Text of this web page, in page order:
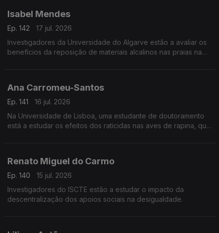
Isabel Mendes
Ep. 142
17 jul. 2026
Investigadores da Universidade do Algarve estão a avaliar os
benefícios da reposição de materiais alcalinos nas praias na
Ana Carromeu-Santos
Ep. 141
16 jul. 2026
Na Universidade de Lisboa, uma estudante de doutoramento
está a estudar os efeitos dos raticidas nas aves de rapina, que
Renato Miguel do Carmo
Ep. 140
15 jul. 2026
Investigadores do ISCTE estão a estudar o impacto da
descentralização dos apoios sociais na desigualdade.